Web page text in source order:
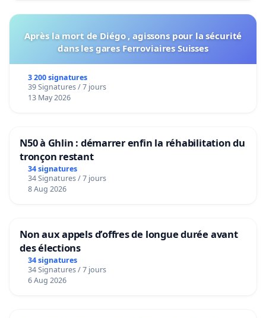
Après la mort de Diégo , agissons pour la sécurité
dans les gares Ferroviaires Suisses
3 200 signatures
39 Signatures / 7 jours
13 May 2026
N50 à Ghlin : démarrer enfin la réhabilitation du
tronçon restant
34 signatures
34 Signatures / 7 jours
8 Aug 2026
Non aux appels d’offres de longue durée avant
des élections
34 signatures
34 Signatures / 7 jours
6 Aug 2026